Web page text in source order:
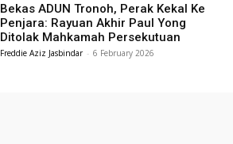
Bekas ADUN Tronoh, Perak Kekal Ke
Penjara: Rayuan Akhir Paul Yong
Ditolak Mahkamah Persekutuan
Freddie Aziz Jasbindar - 6 February 2026